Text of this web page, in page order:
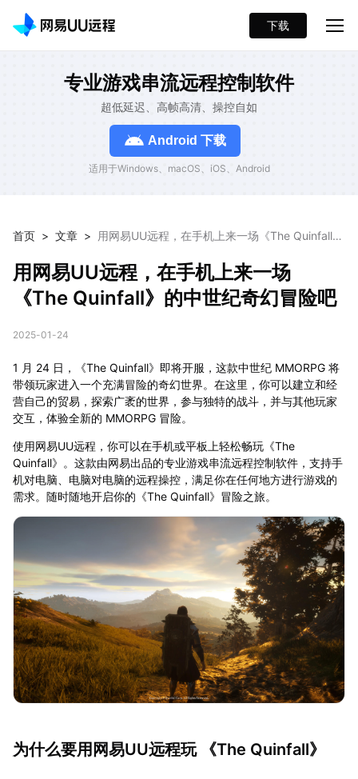
下载
专业游戏串流远程控制软件
超低延迟、高帧高清、操控自如
Android 下载
适用于Windows、macOS、iOS、Android
首页 > 文章 >
用网易UU远程，在手机上来一场《The Quinfall》
用网易UU远程，在手机上来一场
《The Quinfall》的中世纪奇幻冒险吧
2025-01-24
1 月 24 日，《The Quinfall》即将开服，这款中世纪 MMORPG 将
带领玩家进入一个充满冒险的奇幻世界。在这里，你可以建立和经
营自己的贸易，探索广袤的世界，参与独特的战斗，并与其他玩家
交互，体验全新的 MMORPG 冒险。
使用网易UU远程，你可以在手机或平板上轻松畅玩《The
Quinfall》。这款由网易出品的专业游戏串流远程控制软件，支持手
机对电脑、电脑对电脑的远程操控，满足你在任何地方进行游戏的
需求。随时随地开启你的《The Quinfall》冒险之旅。
为什么要用网易UU远程玩 《The Quinfall》